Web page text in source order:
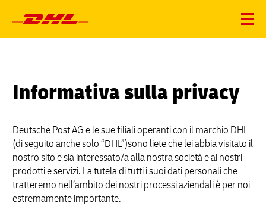
Informativa sulla privacy
Deutsche Post AG e le sue filiali operanti con il marchio DHL
(di seguito anche solo “DHL”)sono liete che lei abbia visitato il
nostro sito e sia interessato/a alla nostra società e ai nostri
prodotti e servizi. La tutela di tutti i suoi dati personali che
tratteremo nell’ambito dei nostri processi aziendali è per noi
estremamente importante.